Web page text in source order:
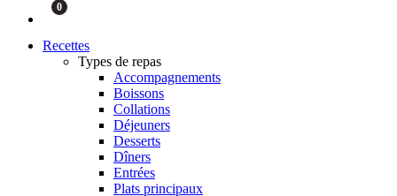
0
Recettes
Types de repas
Accompagnements
Boissons
Collations
Déjeuners
Desserts
Dîners
Entrées
Plats principaux